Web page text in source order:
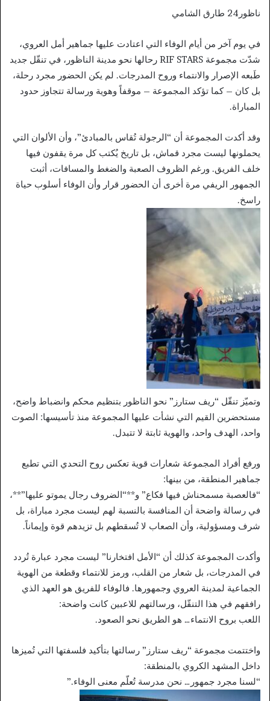
ناظور24 طارق الشامي
في يوم آخر من أيام الوفاء التي اعتادت عليها جماهير أمل العروي،
شدّت مجموعة RIF STARS رحالها نحو مدينة الناظور، في تنقّل جديد
طَبعه الإصرار والانتماء وروح المدرجات. لم يكن الحضور مجرد رحلة،
بل كان – كما تؤكد المجموعة – موقفاً وهوية ورسالة تتجاوز حدود
المباراة.
وقد أكدت المجموعة أن “الرجولة تُقاس بالمبادئ”، وأن الألوان التي
يحملونها ليست مجرد قماش، بل تاريخ يُكتب كل مرة يقفون فيها
خلف الفريق. ورغم الظروف الصعبة والضغط والمسافات، أثبت
الجمهور الريفي مرة أخرى أن الحضور قرار وأن الوفاء أسلوب حياة
راسخ.
وتميّز تنقّل “ريف ستارز” نحو الناظور بتنظيم محكم وانضباط واضح،
مستحضرين القيم التي نشأت عليها المجموعة منذ تأسيسها: الصوت
واحد، الهدف واحد، والهوية ثابتة لا تتبدل.
ورفع أفراد المجموعة شعارات قوية تعكس روح التحدي التي تطبع
جماهير المنطقة، من بينها:
“فالعصبة مسمحناش فيها فكاع” و**“الضروف رجال يموتو عليها”**،
في رسالة واضحة أن المنافسة بالنسبة لهم ليست مجرد مباراة، بل
شرف ومسؤولية، وأن الصعاب لا تُسقطهم بل تزيدهم قوة وإيماناً.
وأكدت المجموعة كذلك أن “الأمل افتخارنا” ليست مجرد عبارة تُردد
في المدرجات، بل شعار من القلب، ورمز للانتماء وقطعة من الهوية
الجماعية لمدينة العروي وجمهورها. فالوفاء للفريق هو العهد الذي
رافقهم في هذا التنقّل، ورسالتهم للاعبين كانت واضحة:
اللعب بروح الانتماء… هو الطريق نحو الصعود.
واختتمت مجموعة “ريف ستارز” رسالتها بتأكيد فلسفتها التي تُميزها
داخل المشهد الكروي بالمنطقة:
“لسنا مجرد جمهور… نحن مدرسة تُعلّم معنى الوفاء.”